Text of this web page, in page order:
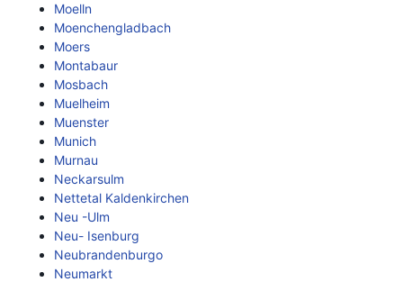
Moelln
Moenchengladbach
Moers
Montabaur
Mosbach
Muelheim
Muenster
Munich
Murnau
Neckarsulm
Nettetal Kaldenkirchen
Neu -Ulm
Neu- Isenburg
Neubrandenburgo
Neumarkt